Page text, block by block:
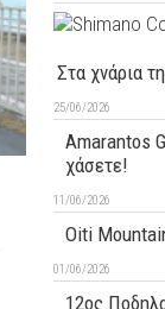
Στα χνάρια
25/06/2026
Amarantos
χάσετε!
11/06/2026
Oiti
01/06/2026
12ος